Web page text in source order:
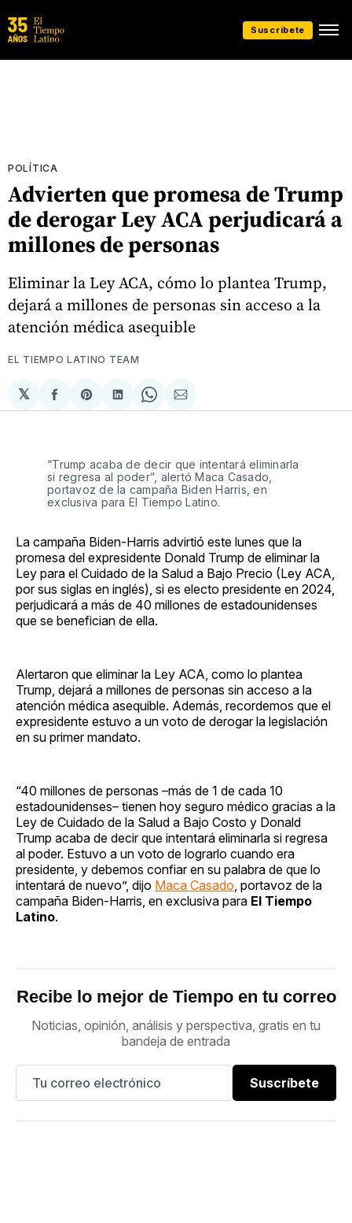
Suscríbete
POLÍTICA
Advierten que promesa de Trump
de derogar Ley ACA perjudicará a
millones de personas
Eliminar la Ley ACA, cómo lo plantea Trump,
dejará a millones de personas sin acceso a la
atención médica asequible
EL TIEMPO LATINO TEAM
𝕏
Compartir
en
Share
on
Compartir
en
Share
on
Compartir
via
“Trump acaba de decir que intentará eliminarla
si regresa al poder”, alertó Maca Casado,
portavoz de la campaña Biden Harris, en
exclusiva para El Tiempo Latino.
La campaña Biden-Harris advirtió este lunes que la
promesa del expresidente Donald Trump de eliminar la
Ley para el Cuidado de la Salud a Bajo Precio (Ley ACA,
por sus siglas en inglés), si es electo presidente en 2024,
perjudicará a más de 40 millones de estadounidenses
que se benefician de ella.
Alertaron que eliminar la Ley ACA, como lo plantea
Trump, dejará a millones de personas sin acceso a la
atención médica asequible. Además, recordemos que el
expresidente estuvo a un voto de derogar la legislación
en su primer mandato.
“40 millones de personas –más de 1 de cada 10
estadounidenses– tienen hoy seguro médico gracias a la
Ley de Cuidado de la Salud a Bajo Costo y Donald
Trump acaba de decir que intentará eliminarla si regresa
al poder. Estuvo a un voto de lograrlo cuando era
presidente, y debemos confiar en su palabra de que lo
intentará de nuevo”, dijo Maca Casado , portavoz de la
campaña Biden-Harris, en exclusiva para El Tiempo
Latino.
Recibe lo mejor de Tiempo en tu correo
Noticias, opinión, análisis y perspectiva, gratis en tu
bandeja de entrada
Suscríbete